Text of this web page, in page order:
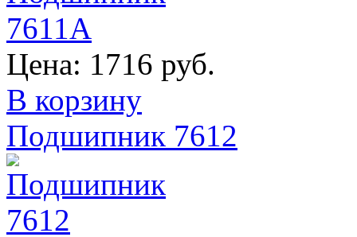
Цена: 1716 руб.
В корзину
Подшипник 7612